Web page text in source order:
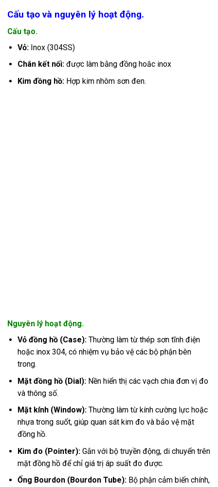
Cấu tạo và nguyên lý hoạt động.
Cấu tạo.
Vỏ:Inox (304SS)
Chân kết nối:được làm bằng đồng hoăc inox
Kim đồng hồ:Hợp kim nhôm sơn đen.
Nguyên lý hoạt động.
Vỏ đồng hồ (Case):Thường làm từ thép sơn tĩnh điện
hoặc inox 304, có nhiệm vụ bảo vệ các bộ phận bên
trong.
Mặt đồng hồ (Dial):Nền hiển thị các vạch chia đơn vị đo
và thông số.
Mặt kính (Window):Thường làm từ kính cường lực hoặc
nhựa trong suốt, giúp quan sát kim đo và bảo vệ mặt
đồng hồ.
Kim đo (Pointer):Gắn với bộ truyền động, di chuyển trên
mặt đồng hồ để chỉ giá trị áp suất đo được.
Ống Bourdon (Bourdon Tube):Bộ phận cảm biến chính,